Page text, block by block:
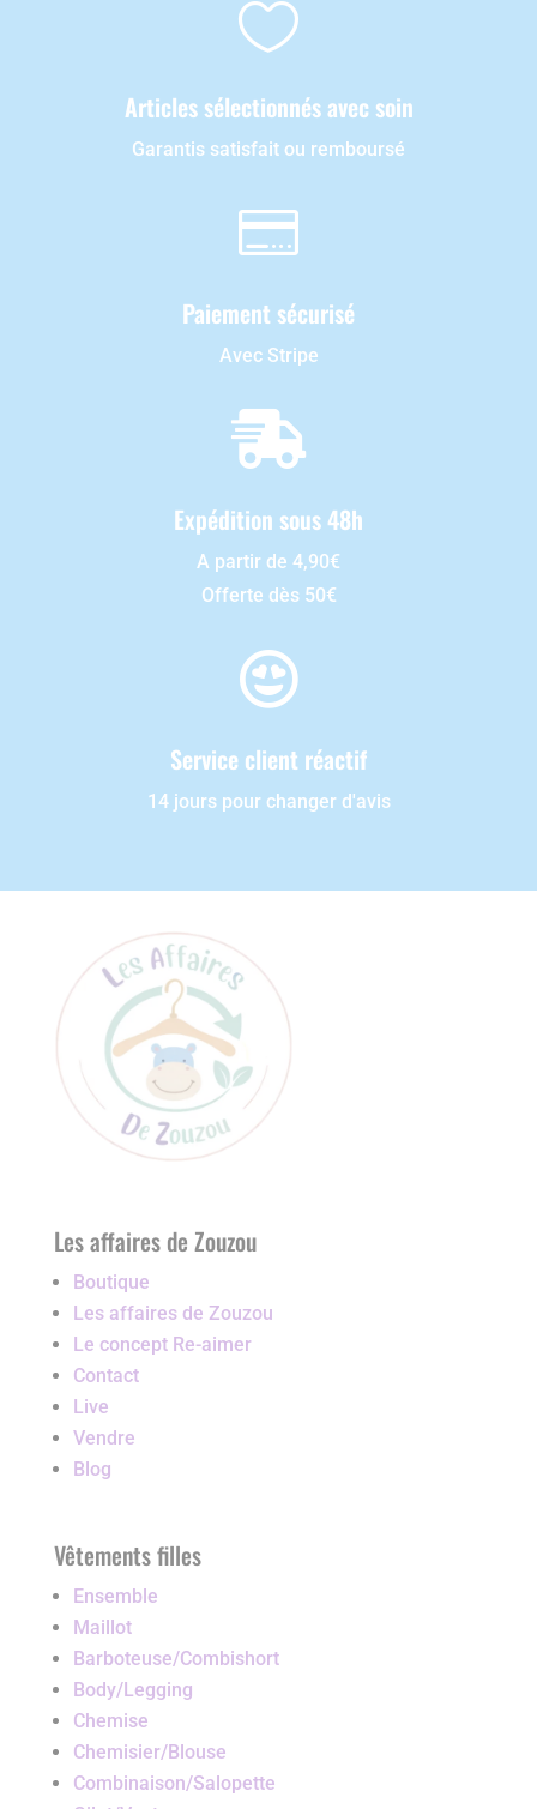

Articles sélectionnés avec soin
Garantis satisfait ou remboursé

Paiement sécurisé
Avec Stripe

Expédition sous 48h
A partir de 4,90€
Offerte dès 50€

Service client réactif
14 jours pour changer d'avis
Les affaires de Zouzou
Boutique
Les affaires de Zouzou
Le concept Re-aimer
Contact
Live
Vendre
Blog
Vêtements filles
Ensemble
Maillot
Barboteuse/Combishort
Body/Legging
Chemise
Chemisier/Blouse
Combinaison/Salopette